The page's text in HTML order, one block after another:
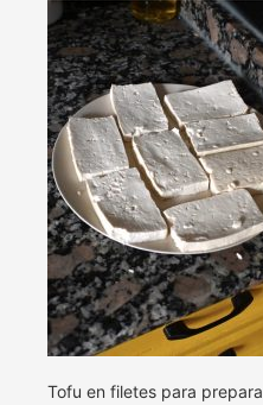
Tofu en filetes para